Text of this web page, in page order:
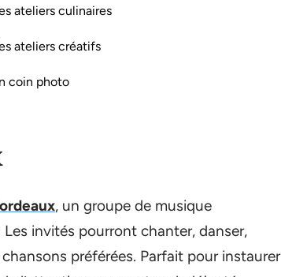
ateliers culinaires
ateliers créatifs
coin photo
, un groupe de musique
invités pourront chanter, danser,
préférées. Parfait pour instaurer